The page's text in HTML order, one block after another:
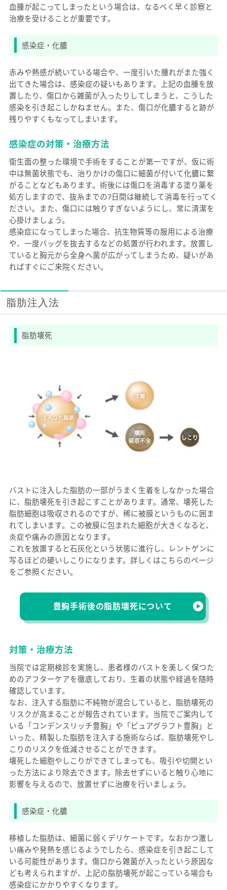
血腫が起こってしまったという場合は、なるべく早く診察と
治療を受けることが重要です。
感染症・化膿
赤みや熱感が続いている場合や、一度引いた腫れがまた強く
出てきた場合は、感染症の疑いもあります。上記の血腫を放
置したり、傷口から雑菌が入ったりしてしまうと、こうした
感染を引き起こしかねません。また、傷口が化膿すると跡が
残りやすくもなってしまいます。
感染症の対策・治療方法
衛生面の整った環境で手術をすることが第一ですが、仮に術
中は無菌状態でも、治りかけの傷口に細菌が付いて化膿に繋
がることなどもあります。術後には傷口を消毒する塗り薬を
処方しますので、抜糸までの7日間は継続して消毒を行ってく
ださい。また、傷口には触りすぎないようにし、常に清潔を
心掛けましょう。
感染症になってしまった場合、抗生物質等の服用による治療
や、一度バッグを抜去するなどの処置が行われます。放置し
ていると胸元から全身へ菌が広がってしまうため、疑いがあ
ればすぐにご来院ください。
脂肪注入法
脂肪壊死
バストに注入した脂肪の一部がうまく生着をしなかった場合
に、脂肪壊死を引き起こすことがあります。通常、壊死した
脂肪細胞は吸収されるのですが、稀に被膜というものに囲ま
れてしまいます。この被膜に包まれた細胞が大きくなると、
炎症や痛みの原因となります。
これを放置すると石灰化という状態に進行し、レントゲンに
写るほどの硬いしこりになります。詳しくはこちらのページ
をご参照ください。
豊胸手術後の脂肪壊死について
対策・治療方法
当院では定期検診を実施し、患者様のバストを美しく保つた
めのアフターケアを徹底しており、生着の状態や経過を随時
確認しています。
なお、注入する脂肪に不純物が混合していると、脂肪壊死の
リスクが高まることが報告されています。当院でご案内して
いる「コンデンスリッチ豊胸」や「ピュアグラフト豊胸」と
いった、精製した脂肪を注入する施術ならば、脂肪壊死やし
こりのリスクを低減させることができます。
壊死した細胞やしこりができてしまっても、吸引や切開とい
った方法により除去できます。除去せずにいると触り心地に
影響を与えるので、放置せずに治療を行いましょう。
感染症・化膿
移植した脂肪は、細菌に弱くデリケートです。なおかつ激し
い痛みや発熱を感じるようでしたら、感染症を引き起こして
いる可能性があります。傷口から雑菌が入ったという原因な
ども考えられますが、上記の脂肪壊死が起こっている場合も
感染症にかかりやすくなります。